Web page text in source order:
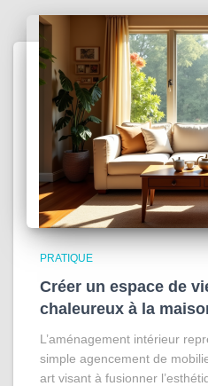
PRATIQUE
Créer un espace de
chaleureux à la
L’aménagement intérieur
simple agencement de
art visant à fusionner